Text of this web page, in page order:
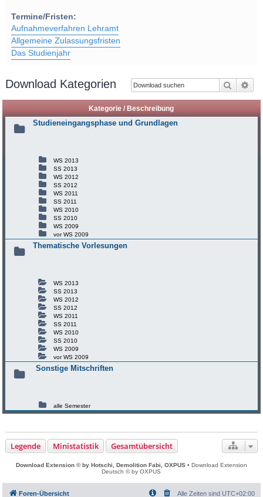
Termine/Fristen:
Aufnahmeverfahren Lehramt
Allgemeine Zulassungsfristen
Das Studienjahr
Download Kategorien Suche
Kategorie / Beschreibung
Studieneingangsphase und Grundlagen
WS 2013
SS 2013
WS 2012
SS 2012
WS 2011
SS 2011
WS 2010
SS 2010
WS 2009
vor WS 2009
Thematische Vorlesungen
WS 2013
SS 2013
WS 2012
SS 2012
WS 2011
SS 2011
WS 2010
SS 2010
WS 2009
vor WS 2009
Sonstige Mitschriften
alle Semester
Legende Ministatistik Gesamtübersicht
Download Extension © by Hotschi, Demolition Fabi, OXPUS• Download Extension
Deutsch © by OXPUS
Foren-Übersicht Alle Zeiten sind UTC+02:00